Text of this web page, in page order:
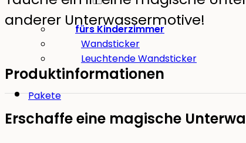
fürs Kinderzimmer
Wandsticker
Leuchtende Wandsticker
Pakete
anderer Unterwassermotive!
Produktinformationen
Erschaffe eine magische